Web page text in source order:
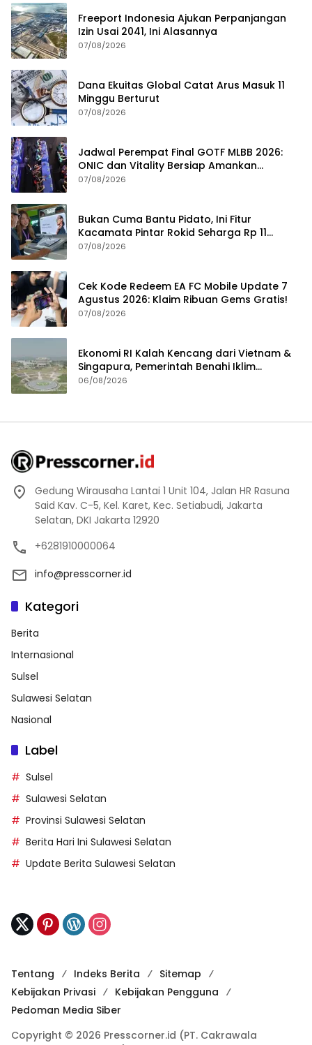
Freeport Indonesia Ajukan Perpanjangan
Izin Usai 2041, Ini Alasannya
07/08/2026
Dana Ekuitas Global Catat Arus Masuk 11
Minggu Berturut
07/08/2026
Jadwal Perempat Final GOTF MLBB 2026:
ONIC dan Vitality Bersiap Amankan
Semifinal
07/08/2026
Bukan Cuma Bantu Pidato, Ini Fitur
Kacamata Pintar Rokid Seharga Rp 11
Jutaan
07/08/2026
Cek Kode Redeem EA FC Mobile Update 7
Agustus 2026: Klaim Ribuan Gems Gratis!
07/08/2026
Ekonomi RI Kalah Kencang dari Vietnam &
Singapura, Pemerintah Benahi Iklim
Investasi
06/08/2026
Gedung Wirausaha Lantai 1 Unit 104, Jalan HR Rasuna
Said Kav. C-5, Kel. Karet, Kec. Setiabudi, Jakarta
Selatan, DKI Jakarta 12920
+6281910000064
info@presscorner.id
Kategori
Berita
Internasional
Sulsel
Sulawesi Selatan
Nasional
Label
Sulsel
Sulawesi Selatan
Provinsi Sulawesi Selatan
Berita Hari Ini Sulawesi Selatan
Update Berita Sulawesi Selatan
Tentang Indeks Berita
Sitemap
Kebijakan Privasi
Kebijakan Pengguna
Pedoman Media Siber
Copyright © 2026 Presscorner.id (PT. Cakrawala